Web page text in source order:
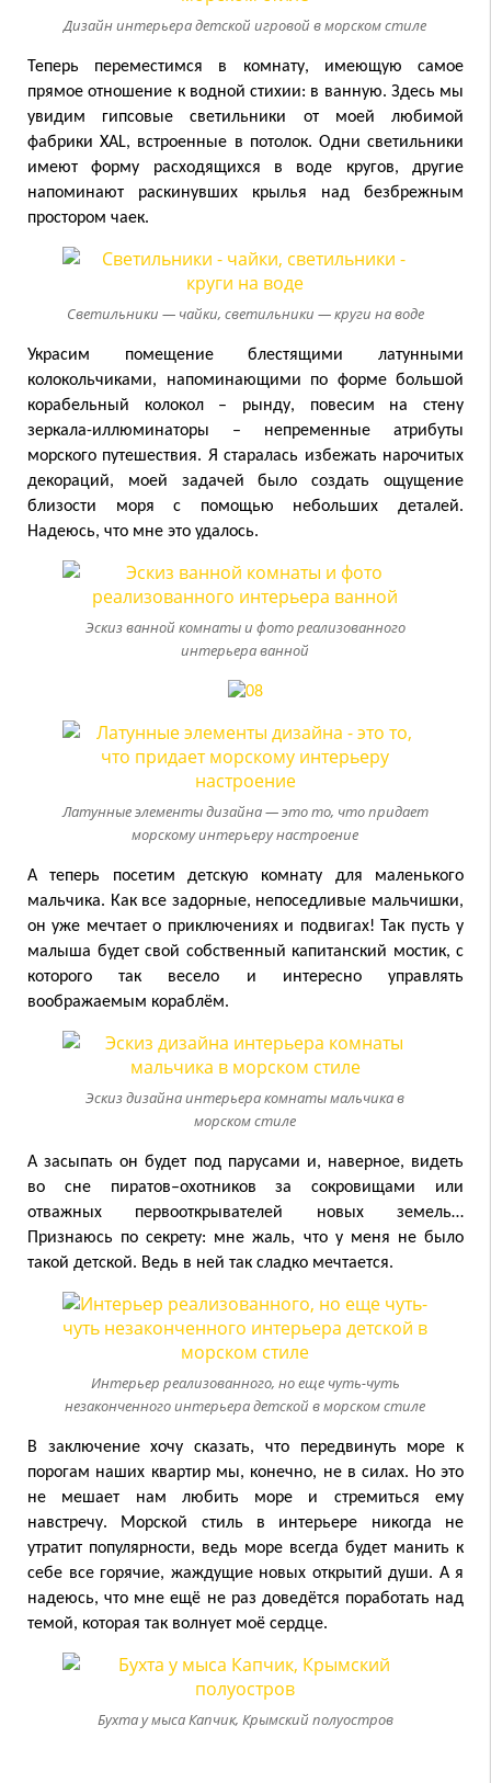
Дизайн интерьера детской игровой в морском стиле
Теперь переместимся в комнату, имеющую самое
прямое отношение к водной стихии: в ванную. Здесь мы
увидим гипсовые светильники от моей любимой
фабрики XAL, встроенные в потолок. Одни светильники
имеют форму расходящихся в воде кругов, другие
напоминают раскинувших крылья над безбрежным
простором чаек.
Светильники — чайки, светильники — круги на воде
Украсим помещение блестящими латунными
колокольчиками, напоминающими по форме большой
корабельный колокол – рынду, повесим на стену
зеркала-иллюминаторы – непременные атрибуты
морского путешествия. Я старалась избежать нарочитых
декораций, моей задачей было создать ощущение
близости моря с помощью небольших деталей.
Надеюсь, что мне это удалось.
Эскиз ванной комнаты и фото реализованного
интерьера ванной
Латунные элементы дизайна — это то, что придает
морскому интерьеру настроение
А теперь посетим детскую комнату для маленького
мальчика. Как все задорные, непоседливые мальчишки,
он уже мечтает о приключениях и подвигах! Так пусть у
малыша будет свой собственный капитанский мостик, с
которого так весело и интересно управлять
воображаемым кораблём.
Эскиз дизайна интерьера комнаты мальчика в
морском стиле
А засыпать он будет под парусами и, наверное, видеть
во сне пиратов–охотников за сокровищами или
отважных первооткрывателей новых земель…
Признаюсь по секрету: мне жаль, что у меня не было
такой детской. Ведь в ней так сладко мечтается.
Интерьер реализованного, но еще чуть-чуть
незаконченного интерьера детской в морском стиле
В заключение хочу сказать, что передвинуть море к
порогам наших квартир мы, конечно, не в силах. Но это
не мешает нам любить море и стремиться ему
навстречу. Морской стиль в интерьере никогда не
утратит популярности, ведь море всегда будет манить к
себе все горячие, жаждущие новых открытий души. А я
надеюсь, что мне ещё не раз доведётся поработать над
темой, которая так волнует моё сердце.
Бухта у мыса Капчик, Крымский полуостров